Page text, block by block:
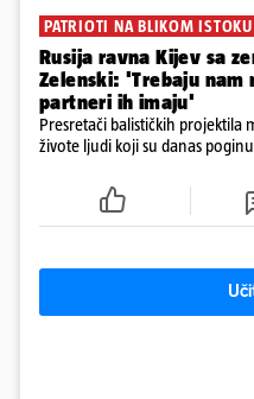
PATRIOTI NA BLIKOM ISTOKU
Rusija ravna Kijev sa
Zelenski: 'Trebaju nam
partneri ih imaju'
Presretači balističkih projektila
živote ljudi koji su danas